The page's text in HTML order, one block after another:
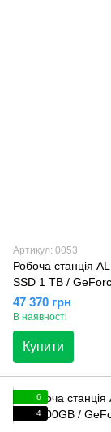
Артикул: 0053
Робоча станція
SSD 1 TB /
47 370 грн
В наявності
Купити
6
4